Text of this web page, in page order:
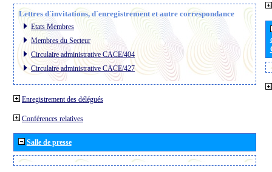
Lettres d´invitations, d´enregistrement et autre correspondance
Etats Membres
Membres du Secteur
Circulaire administrative CACE/404
Circulaire administrative CACE/427
Enregistrement des délégués
Conférences relatives
Salle de presse